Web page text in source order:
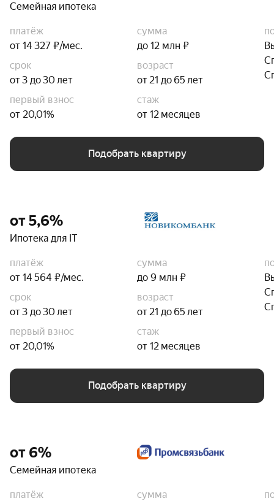
Семейная ипотека
платёж
от 14 327 ₽/мес.
сумма
до 12 млн ₽
срок
от 3 до 30 лет
возраст
от 21 до 65 лет
первый взнос
от 20,01%
стаж
от 12 месяцев
Подобрать квартиру
от 5,6%
Ипотека для IT
платёж
от 14 564 ₽/мес.
сумма
до 9 млн ₽
срок
от 3 до 30 лет
возраст
от 21 до 65 лет
первый взнос
от 20,01%
стаж
от 12 месяцев
Подобрать квартиру
от 6%
Семейная ипотека
платёж
сумма